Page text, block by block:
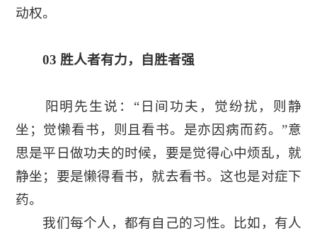
动权。
03 胜人者有力，自胜者强
阳明先生说：“日间功夫，觉纷扰，则静
坐；觉懒看书，则且看书。是亦因病而药。”意
思是平日做功夫的时候，要是觉得心中烦乱，就
静坐；要是懒得看书，就去看书。这也是对症下
药。
我们每个人，都有自己的习性。比如，有人